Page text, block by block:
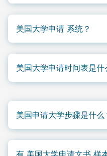
建立网上申请系统
账户，填写信息。
材料。大致包括：
活动证明、 AP考试
成绩单，个人陈述
及时补交更新材料
随时关注申请账户
查收学校发放录取
具体的美国大学申请准
国大学申请团队，获得
美国大学申请 系统？
success (CAAS系统)。
美国本科和美国研究生
目前CA系统可以提供
美国49州及华盛顿特区
育机构，公立大学约占
户中最多申请20所学校。
美国大学申请时间表是什
以下是加一教育为同学
时间表，供同学们参考。
美国 9年级 - 10年
学和专业；对列出
美国申请大学步骤是什么
有 美国大学申请文书 样